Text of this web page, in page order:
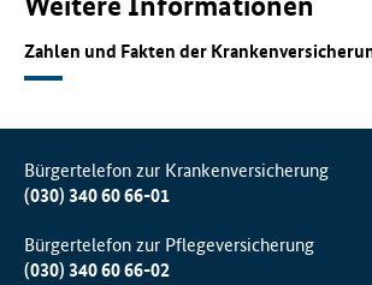
Zahlen und Fakten der
Bürgertelefon zur Krankenversicherung
(030) 340 60 66-01
Bürgertelefon zur Pflegeversicherung
(030) 340 60 66-02